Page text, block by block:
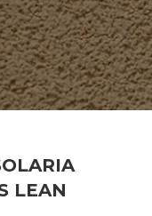
LEAN